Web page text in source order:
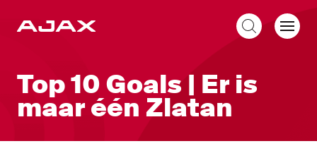
Top 10 Goals | Er is
maar één Zlatan